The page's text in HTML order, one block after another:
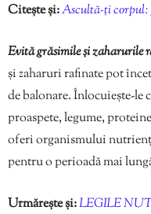
Citește și:Ascultă-ți corpul:
Evită grăsimile și zaharurile
și zaharuri rafinate pot
de balonare. Înlocuiește-le
proaspete, legume,
oferi organismului
pentru o perioadă mai
Urmărește și:LEGILE